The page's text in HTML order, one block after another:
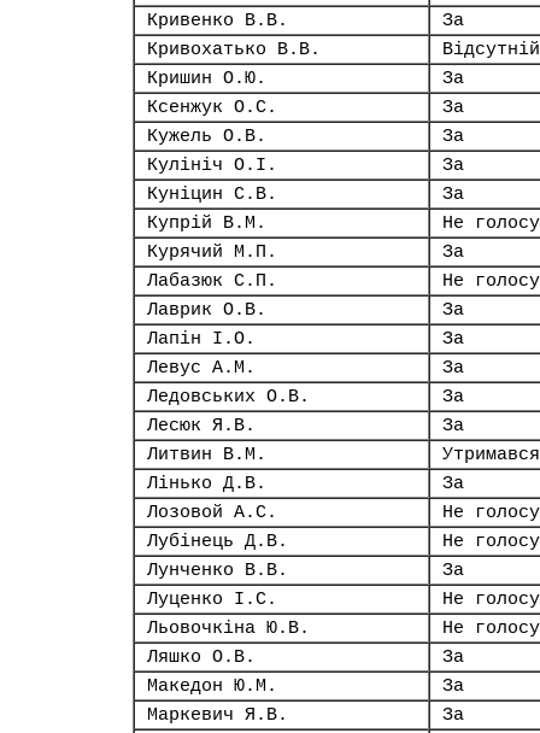
Кривенко В.В.
За
Кривохатько В.В.
Відсутній
Кришин О.Ю.
За
Ксенжук О.С.
За
Кужель О.В.
За
Кулініч О.І.
За
Куніцин С.В.
За
Купрій В.М.
Не
Курячий М.П.
За
Лабазюк С.П.
Не
Лаврик О.В.
За
Лапін І.О.
За
Левус А.М.
За
Ледовських О.В.
За
Лесюк Я.В.
За
Литвин В.М.
Утримався
Лінько Д.В.
За
Лозовой А.С.
Не
Лубінець Д.В.
Не
Лунченко В.В.
За
Луценко І.С.
Не
Льовочкіна Ю.В.
Не
Ляшко О.В.
За
Македон Ю.М.
За
Маркевич Я.В.
За